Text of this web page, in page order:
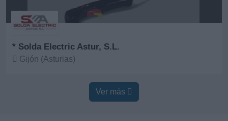
* Solda Electric Astur, S.L.
Gijón (Asturias)
Ver más